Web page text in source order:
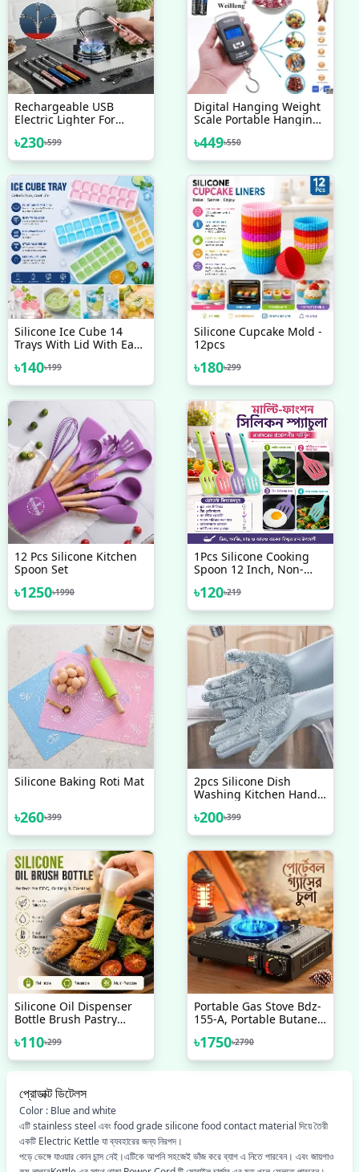
Rechargeable USB
Electric Lighter For
Arc Plasma USB
Rechargeable Lighter
৳230৳599
Digital Hanging Weight
Scale Portable Hanging
৳449৳550
Silicone Ice Cube 14
Trays With Lid With Easy
Stackable & Bpa Free Ice
Tray For Drinks, Fruit,
Ice Trays For Freezer
৳140৳199
Silicone Cupcake Mold -
12pcs
৳180৳299
12 Pcs Silicone Kitchen
Spoon Set
৳1250৳1990
1Pcs Silicone Cooking
Spoon 12 Inch, Non-
Spatula
৳120৳219
Silicone Baking Roti Mat
৳260৳399
2pcs Silicone Dish
Washing Kitchen Hand
Dish Washing Gloves
৳200৳399
Silicone Oil Dispenser
Bottle Brush Pastry
Wine Sauce Grill Brush
For Barbecue
৳110৳299
Portable Gas Stove Bdz-
155-A, Portable Butane
Portable Outdoor Picnics
& Camping Camping
Stove
৳1750৳2790
প্রোডাক্ট ডিটেলস
Color : Blue and white
এটি stainless steel এবং food grade silicone food contact material দিয়ে তৈরী
একটি Electric Kettle যা ব্যবহারের জন্য নিরপদ।
পড়ে ভেঙ্গে যাওয়ার কোন চান্স নেই।এটিকে আপনি সহজেই ভাঁজ করে ব্যাগ এ নিতে পারবেন। এবং জায়গাও